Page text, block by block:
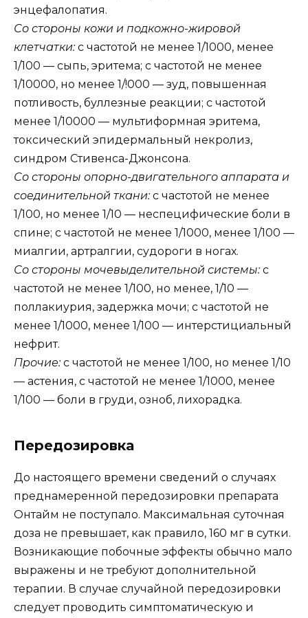
энцефалопатия.
Со стороны кожи и подкожно-жировой
клетчатки:с частотой не менее 1/1000, менее
1/100 — сыпь, эритема; с частотой не менее
1/10000, но менее 1/!000 — зуд, повышенная
потливость, буллезные реакции; с частотой
менее 1/10000 — мультиформная эритема,
токсический эпидермальный некролиз,
синдром Стивенса-Джонсона.
Со стороны опорно-двигательного аппарата и
соединительной ткани:с частотой не менее
1/100, но менее 1/10 — неспецифические боли в
спине; с частотой не менее 1/1000, менее 1/100 —
миалгии, артралгии, судороги в ногах.
Со стороны мочевыделительной системы:с
частотой не менее 1/100, но менее, 1/10 —
поллакиурия, задержка мочи; с частотой не
менее 1/1000, менее 1/100 — интерстициальный
нефрит.
Прочие:с частотой не менее 1/100, но менее 1/10
— астения, с частотой не менее 1/1000, менее
1/100 — боли в груди, озноб, лихорадка.
Передозировка
До настоящего времени сведений о случаях
преднамеренной передозировки препарата
Онтайм не поступало. Максимальная суточная
доза не превышает, как правило, 160 мг в сутки.
Возникающие побочные эффекты обычно мало
выражены и не требуют дополнительной
терапии. В случае случайной передозировки
следует проводить симптоматическую и